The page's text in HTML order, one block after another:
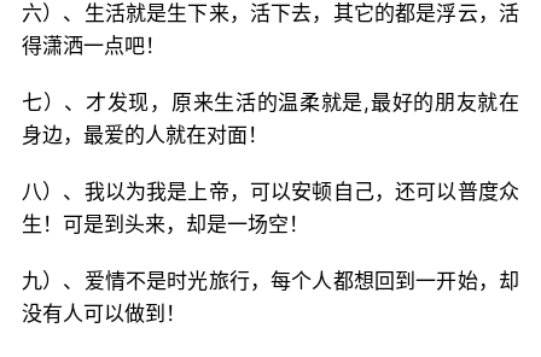
六）、生活就是生下来，活下去，其它的都是浮云，活
得潇洒一点吧！
七）、才发现，原来生活的温柔就是,最好的朋友就在
身边，最爱的人就在对面！
八）、我以为我是上帝，可以安顿自己，还可以普度众
生！可是到头来，却是一场空！
九）、爱情不是时光旅行，每个人都想回到一开始，却
没有人可以做到！